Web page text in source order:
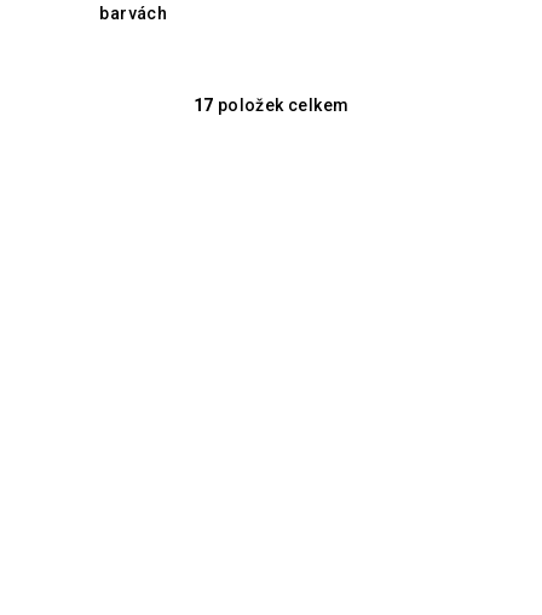
barvách
O
17 položek celkem